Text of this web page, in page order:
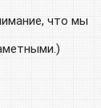
что мы